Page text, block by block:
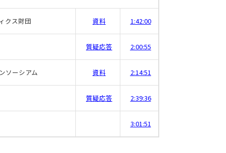
クス財団 資料 1:42:00
質疑応答 2:00:55
ソーシアム 資料 2:14:51
質疑応答 2:39:36
3:01:51